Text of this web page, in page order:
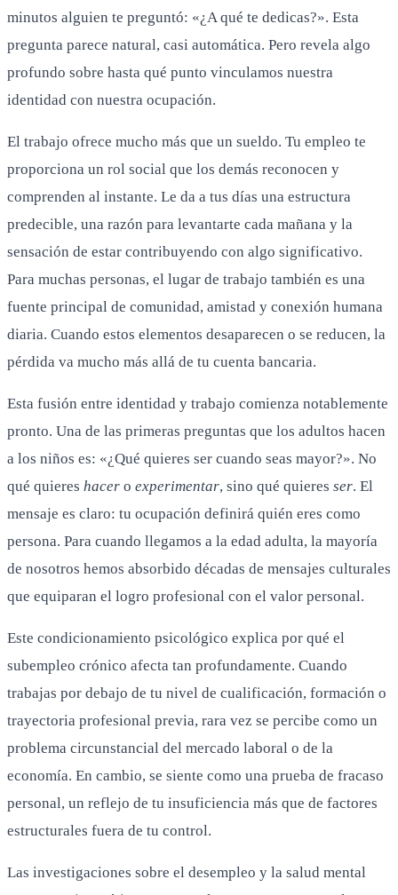
minutos alguien te preguntó: «¿A qué te dedicas?». Esta
pregunta parece natural, casi automática. Pero revela algo
profundo sobre hasta qué punto vinculamos nuestra
identidad con nuestra ocupación.
El trabajo ofrece mucho más que un sueldo. Tu empleo te
proporciona un rol social que los demás reconocen y
comprenden al instante. Le da a tus días una estructura
predecible, una razón para levantarte cada mañana y la
sensación de estar contribuyendo con algo significativo.
Para muchas personas, el lugar de trabajo también es una
fuente principal de comunidad, amistad y conexión humana
diaria. Cuando estos elementos desaparecen o se reducen, la
pérdida va mucho más allá de tu cuenta bancaria.
Esta fusión entre identidad y trabajo comienza notablemente
pronto. Una de las primeras preguntas que los adultos hacen
a los niños es: «¿Qué quieres ser cuando seas mayor?». No
qué quieres hacer o experimentar, sino qué quieres ser. El
mensaje es claro: tu ocupación definirá quién eres como
persona. Para cuando llegamos a la edad adulta, la mayoría
de nosotros hemos absorbido décadas de mensajes culturales
que equiparan el logro profesional con el valor personal.
Este condicionamiento psicológico explica por qué el
subempleo crónico afecta tan profundamente. Cuando
trabajas por debajo de tu nivel de cualificación, formación o
trayectoria profesional previa, rara vez se percibe como un
problema circunstancial del mercado laboral o de la
economía. En cambio, se siente como una prueba de fracaso
personal, un reflejo de tu insuficiencia más que de factores
estructurales fuera de tu control.
Las investigaciones sobre el desempleo y la salud mental